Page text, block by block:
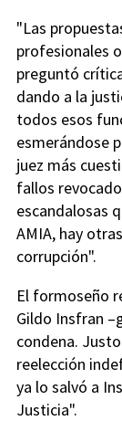
"Las
profesionales
preguntó
dando a la
todos esos
esmerándose
juez más
fallos
escandalosas
AMIA, hay
corrupción".
El formoseño
Gildo Insfran
condena.
reelección
ya lo salvó a
Justicia".